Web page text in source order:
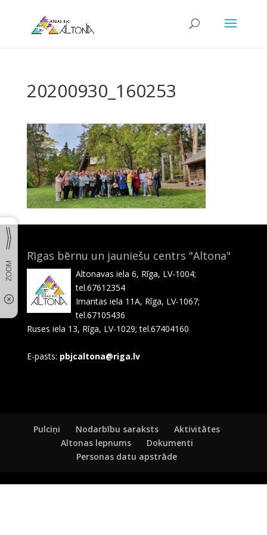
20200930_160253
Rīgas bērnu un jauniešu centrs "Altona"
Altonavas iela 6, Rīga, LV-1004;
tel.67612354
Imantas iela 11A, Rīga, LV-1067;
tel.67105436
Ruses iela 13, Rīga, LV-1029; tel.67404160
E-pasts: pbjcaltona@riga.lv
Pulciņi Nodarbību saraksts
Aktivitātes
Altonas lepnums
Dokumenti
Personas datu apstrāde